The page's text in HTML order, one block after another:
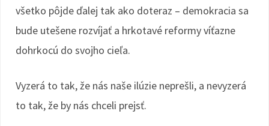
všetko pôjde ďalej tak ako doteraz – demokracia sa
bude utešene rozvíjať a hrkotavé reformy víťazne
dohrkocú do svojho cieľa.
Vyzerá to tak, že nás naše ilúzie neprešli, a nevyzerá
to tak, že by nás chceli prejsť.